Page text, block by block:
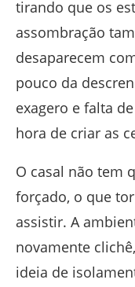
tirando que os
assombração
desaparecem
pouco da
exagero e falta
hora de criar as
O casal não tem
forçado, o que
assistir. A
novamente
ideia de